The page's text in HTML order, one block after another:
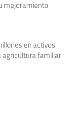
mejoramiento
en activos
agricultura familiar